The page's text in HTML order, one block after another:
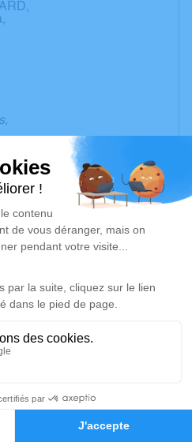
Hommages
AVERT,
de cœur,
faire part du décès de
PICTON
2024, à l'âge
sera célébrée le
à 14h30, en l’église Notre